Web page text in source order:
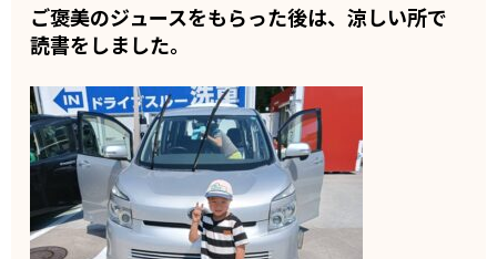
ご褒美のジュースをもらった後は、涼しい所で
読書をしました。